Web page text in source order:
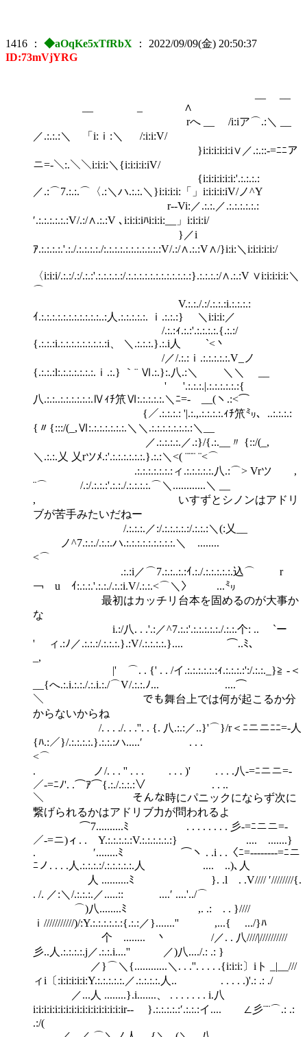
1416 ： ◆aOqKe5xTfRbX ： 2022/09/09(金) 20:50:37
ID:73mVjYRG
__ _ ∧
rへ __ /i:iア⌒.:＼ __
／.:.:.:＼ 「i:ｉ:＼ /:i:i:V/
}i:i:i:i:i:i∨／.:.::-=ﾆﾆア
ニ=-＼:.＼＼i:i:i:＼{i:i:i:i:iV/
{i:i:i:i:i:i:'.:.:.:.:
／.:⌒7.:.:.⌒〈.:＼ハ.:.:.＼}i:i:i:i:「」i:i:i:i:iV/ノ^Y
r‐‐Vi:／.:.:.／.:.:.:.:.:.:
′.:.:.:.:.:.:V/.:/∧.:.:V ､i:i:i:iﾊi:i:i:__」i:i:i:i/
}／i
ｱ.:.:.:.:.'.:./.:.:.:.:./:.:.:.:.:.:.:.:.:.:.:V/.:/∧.:.:V∧/}i:i:＼i:i:i:i:i:/
〈i:i:i/.:.:/.:/.:.:'.:.:.:.:.:/.:.:.:.:.:.:.:.:.:.:.:.:}.:.:.:.:/∧.:.:V ∨i:i:i:i:i:＼
⌒
V.:.:./.:/.:.:.:i.:.:.:.:
ｲ.:.:.:.:.:.:.:.:.:.:.:..:人.:.:.:.:.:. ｉ.:.:.:} ＼i:i:i:／
/.:.:ｨ.:.:'.:.:.:.:.{.:.:/
{.:.:.:i.:.:.:.:.:.:.:.:.:i、 ＼.:.:.:.}.:.i人 `<丶
/／/.:.:ｉ.:.:.:.:.:.V_ノ
{.:.:.:l:.:.:.:.:.:.:.ｉ.:.} ｀¨ Ⅵ.:.}:.八.:＼ ＼＼ __
' '.:.:.:.|.:.:.:.:.:.:{
八.:.:..:.:.:.:.:.:.Ⅳｨﾁ笊Ⅵ:.:.:.:.:.＼ﾆ=- __(ヽ.:<⌒
{／.:.:.:.: '|.:.,.:.:.:.:.ｨﾁ笊㍉、..:.:.:.:
{〃{:::/(_,Ⅵ:.:.:.:.:.:.:.＼＼.:.:.:.:.:.:.:.:＼__
／.:.:.:.:.／.:}/{.:.__〃 {::/(_,
＼.:.:.乂 乂rツﾒ.:'.:.:.:.:.:.:.}.:.:＼<( ¨¨¨ ¨<⌒
.:.:.:.:.:.:.:ィ.:.:.:.:.:.八.:⌒> Vrツ ,
¨⌒ /.:/.:.:.:'.:.:./.:.:.:.:.⌒＼............＼ __
, いすずとシノンはアドリ
ブが苦手みたいだねー
/.:.:.:.／:/.:.:.:.:.:/.:.:.:＼(:乂__
ノ^7.:.:./.:.:.ハ.:.:.:.:.:.:.:.:.:.＼ ........
<⌒
.:.:i／⌒7.:.:..:.:ｲ.:./.:.:.:.:.:.込⌒ r
￢ u ｲ:.:.:.'.:.:./.:.:i.V/.:.:.<⌒＼〉 ...㍉
最初はカッチリ台本を固めるのが大事か
な
i.:/八. . .'.:／^7.:.:'.:.:.:.:.:./.:.:.个: .. `ー
' ィ.:ﾉ／.:.:.:/.:.:.:.}.:V/.:.:.:.:.}.... ⌒..ﾐ､
_,
|' ⌒. . {' . . /イ.:.:.:.:.:.:ｨ.:.:.:.:':/.:.:._}≧ -＜
__{へ.:.i.:.:./.:.i.:./⌒V/.:.:.ﾉ... ....⌒
＼ でも舞台上では何が起こるか分
からないからね
/. . . ./. . .''. . {. 八.:.:／..}'⌒}/r＜ﾆニニﾆﾆ=-人
{ﾊ.:／}/.:.:.:.:.}.:.:.:ハ.....′ . . .
<⌒
. ノ/. . . '' . . . . . . )' . . . .八-=ﾆニニ=-
／-=ﾆﾉ'. .⌒ｱ⌒{.:./.:.:.:∨ . . ..
＼ そんな時にパニックにならず次に
繋げられるかはアドリブ力が問われるよ
⌒7..........ﾐ . . . . . . . . 彡-=ﾆニニ=-
／-=ニ)ィ. . Y.:.:.:.:.:V.:.:.:.:.:.:} .... .......}
. ′........ﾐ ⌒ヽ . .i . .〈ﾆ=--------=ﾆニ
ﾆノ. . . .人.:.:.:.:/.:.:.:.:.:.人 .... ..)､人
人 ..........ﾐ }. .l . .V//// ′////////{.
. /. ／:＼/.:.:.:.／.....:: ....′ ....'../⌒
⌒)八........ﾐ ,. .: . . }////
ｉ///////////)/:Y.:.:.:.:.:.:{.:.:／}.......'' ,...{ .../}ﾊ
个 ........ 丶 /／. . 八////|//////////
彡..人.:.:.:.:.j／.:.:.i....'' ／)八..../.: .: }
／}⌒＼{............＼. . .''. . . . .{i:i:i:〕iト _|__///
ィi〔:i:i:i:i:i:Y.:.:.:.:.:.／.:.:.:.:.人.. . . . . .)'.: .: ./
／...人 ........}.i.......、 . . . . . . . i.八
i:i:i:i:i:i:i:i:i:i:i:i:i:i:i:i:ir‐‐ }.:.:.:.:.:′.:.:.:イ.... ∠彡¨¨⌒.: .:
.:/(